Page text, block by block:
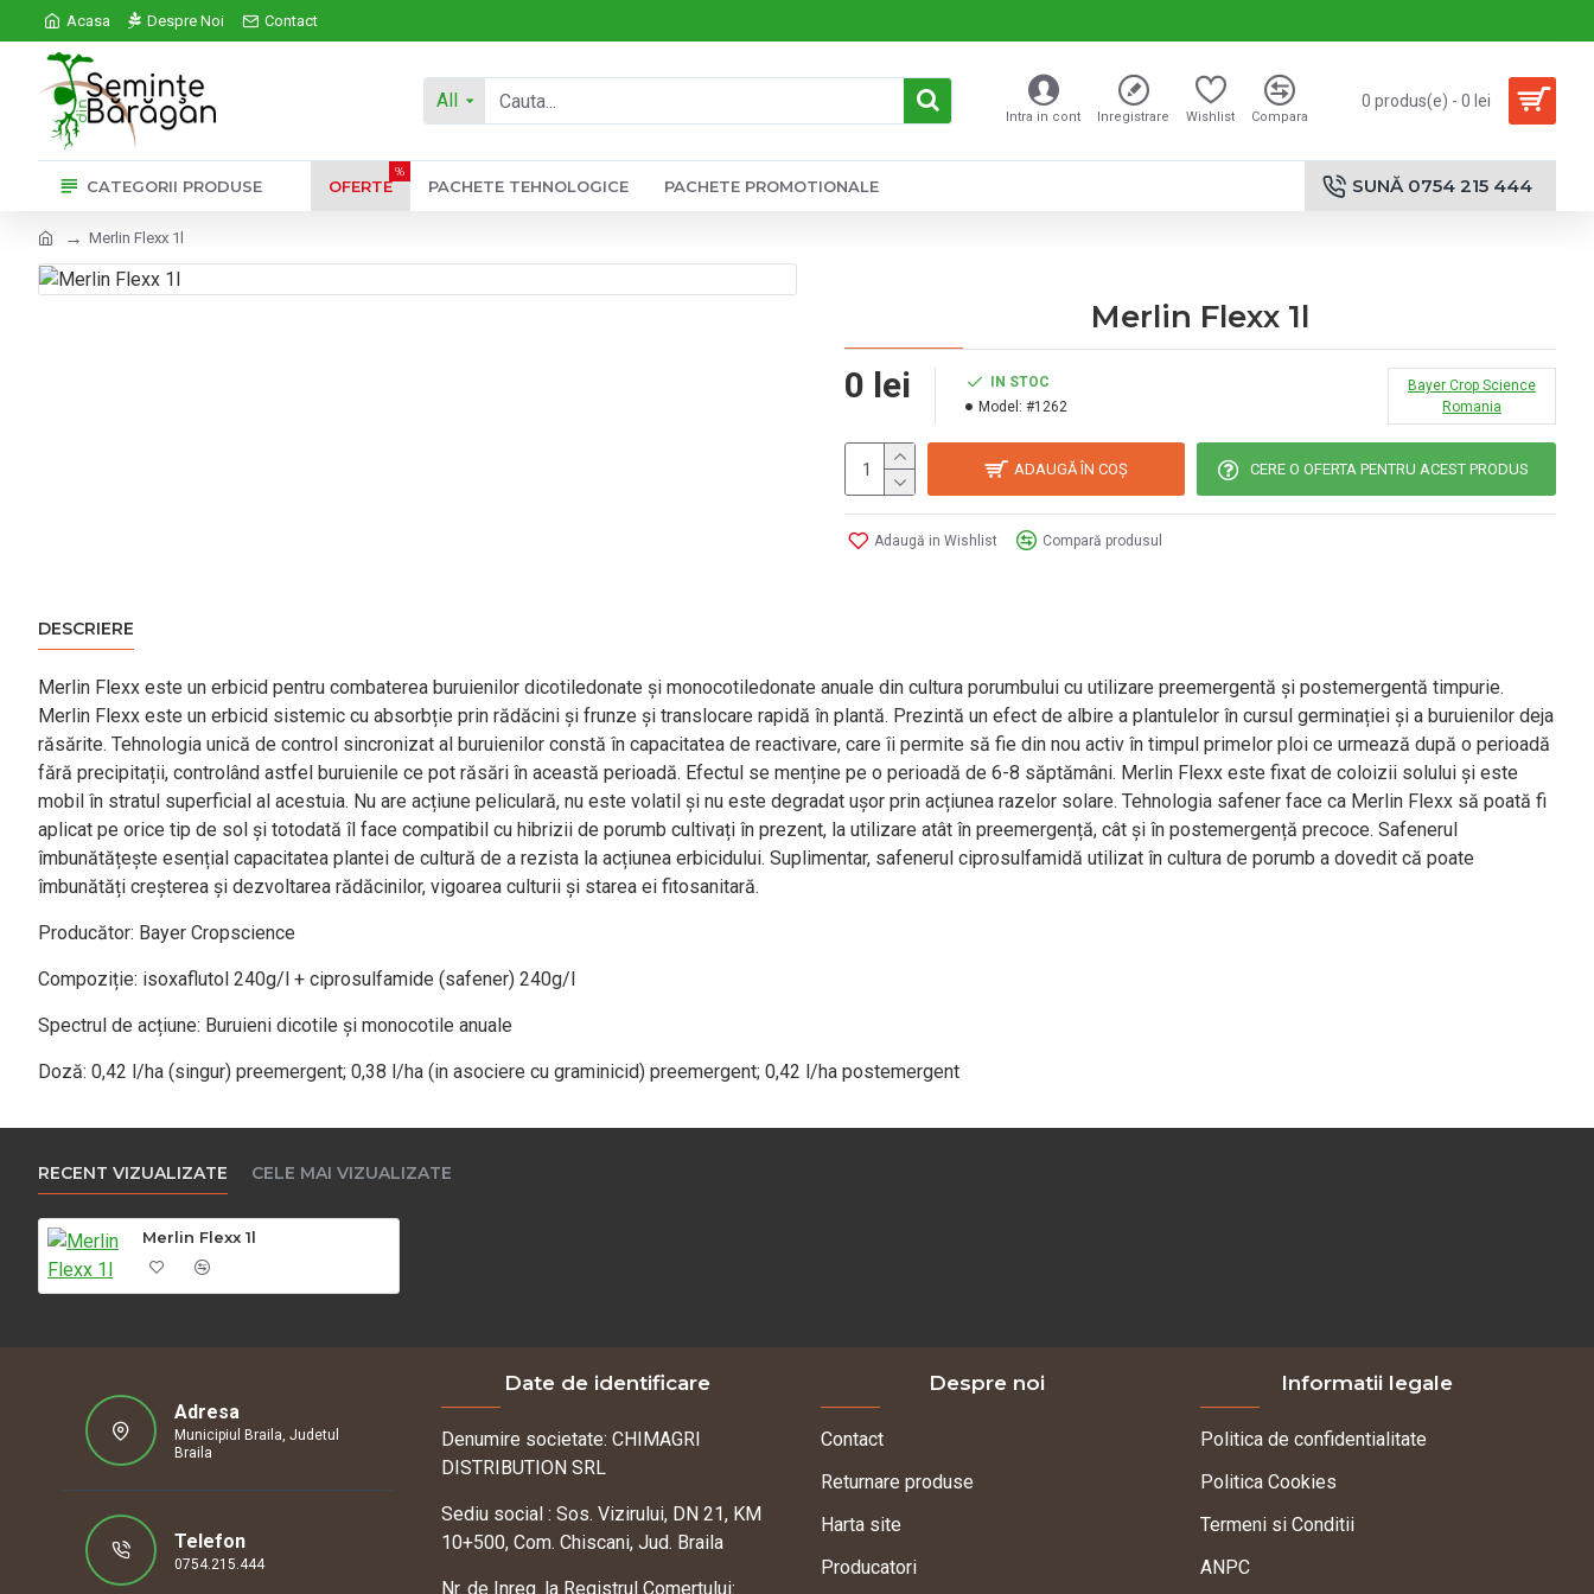
Acasa Despre Noi Contact
All
Intra in cont Inregistrare Wishlist Compara
0 produs(e) - 0 lei
CATEGORII PRODUSE OFERTE
%
PACHETE TEHNOLOGICE PACHETE PROMOTIONALE SUNĂ 0754 215 444
Merlin Flexx 1l
Merlin Flexx 1l
0 lei
IN STOC
Model: #1262
Bayer Crop Science
Romania
ADAUGĂ ÎN COŞ CERE O OFERTA PENTRU ACEST PRODUS
Adaugă in Wishlist Compară produsul
DESCRIERE
Merlin Flexx este un erbicid pentru combaterea buruienilor dicotiledonate și monocotiledonate anuale din cultura porumbului cu utilizare preemergentă și postemergentă timpurie.
Merlin Flexx este un erbicid sistemic cu absorbție prin rădăcini și frunze și translocare rapidă în plantă. Prezintă un efect de albire a plantulelor în cursul germinației și a buruienilor deja
răsărite. Tehnologia unică de control sincronizat al buruienilor constă în capacitatea de reactivare, care îi permite să fie din nou activ în timpul primelor ploi ce urmează după o perioadă
fără precipitații, controlând astfel buruienile ce pot răsări în această perioadă. Efectul se menține pe o perioadă de 6-8 săptămâni. Merlin Flexx este fixat de coloizii solului și este
mobil în stratul superficial al acestuia. Nu are acțiune peliculară, nu este volatil și nu este degradat ușor prin acțiunea razelor solare. Tehnologia safener face ca Merlin Flexx să poată fi
aplicat pe orice tip de sol și totodată îl face compatibil cu hibrizii de porumb cultivați în prezent, la utilizare atât în preemergență, cât și în postemergență precoce. Safenerul
îmbunătățește esențial capacitatea plantei de cultură de a rezista la acțiunea erbicidului. Suplimentar, safenerul ciprosulfamidă utilizat în cultura de porumb a dovedit că poate
îmbunătăți creșterea și dezvoltarea rădăcinilor, vigoarea culturii și starea ei fitosanitară.
Producător: Bayer Cropscience
Compoziție: isoxaflutol 240g/l + ciprosulfamide (safener) 240g/l
Spectrul de acțiune: Buruieni dicotile și monocotile anuale
Doză: 0,42 l/ha (singur) preemergent; 0,38 l/ha (in asociere cu graminicid) preemergent; 0,42 l/ha postemergent
RECENT VIZUALIZATE CELE MAI VIZUALIZATE
Merlin Flexx 1l
Adresa
Municipiul Braila, Judetul
Braila
Telefon
0754.215.444
Date de identificare
Denumire societate: CHIMAGRI
DISTRIBUTION SRL
Sediu social : Sos. Vizirului, DN 21, KM
10+500, Com. Chiscani, Jud. Braila
Nr. de Inreg. la Registrul Comertului:
Despre noi
Contact
Returnare produse
Harta site
Producatori
Informatii legale
Politica de confidentialitate
Politica Cookies
Termeni si Conditii
ANPC